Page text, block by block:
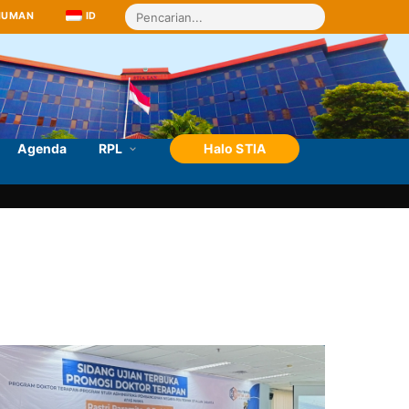
ID
Agenda RPL
Halo STIA